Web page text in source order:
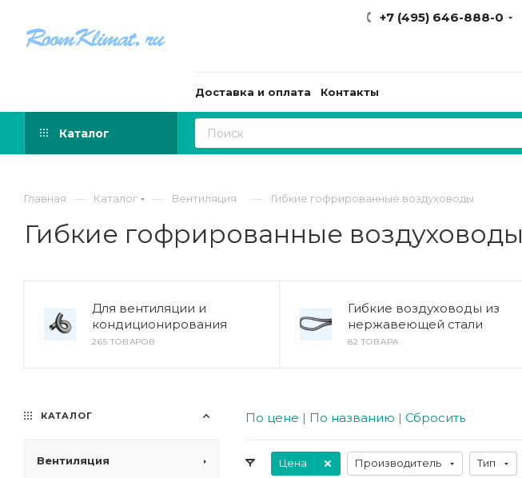
+7 (495) 646-888-0
Доставка и оплата Контакты
Каталог
Главная — Каталог — Вентиляция — Гибкие гофрированные воздуховоды
Гибкие гофрированные воздуховоды
Для вентиляции и
кондиционирования
265 ТОВАРОВ
Гибкие воздуховоды из
нержавеющей стали
82 ТОВАРА
По цене | По названию | Сбросить
Цена Производитель Тип
КАТАЛОГ
Вентиляция